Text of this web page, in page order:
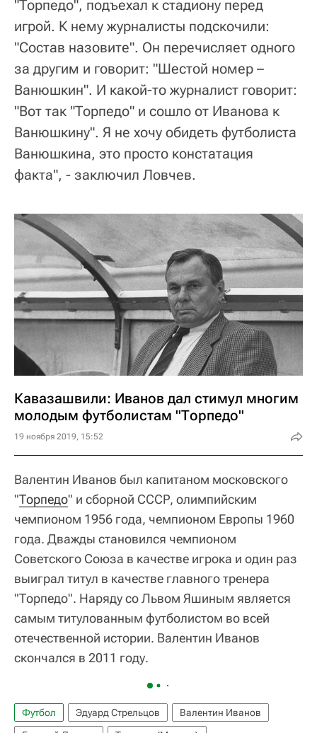
"Торпедо", подъехал к стадиону перед
игрой. К нему журналисты подскочили:
"Состав назовите". Он перечисляет одного
за другим и говорит: "Шестой номер –
Ванюшкин". И какой-то журналист говорит:
"Вот так "Торпедо" и сошло от Иванова к
Ванюшкину". Я не хочу обидеть футболиста
Ванюшкина, это просто констатация
факта", - заключил Ловчев.
Кавазашвили: Иванов дал стимул многим
молодым футболистам "Торпедо"
19 ноября 2019, 15:52
Валентин Иванов был капитаном московского
"Торпедо" и сборной СССР, олимпийским
чемпионом 1956 года, чемпионом Европы 1960
года. Дважды становился чемпионом
Советского Союза в качестве игрока и один раз
выиграл титул в качестве главного тренера
"Торпедо". Наряду со Львом Яшиным является
самым титулованным футболистом во всей
отечественной истории. Валентин Иванов
скончался в 2011 году.
Футбол Эдуард Стрельцов
Валентин Иванов